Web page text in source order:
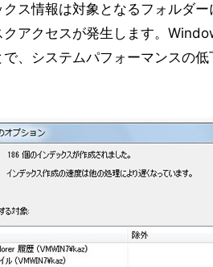
ス情報は対象となるフォルダ
クアクセスが発生します。
、システムパフォーマンスの